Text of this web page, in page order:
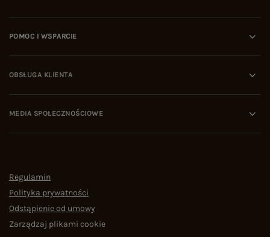
POMOC I WSPARCIE
OBSŁUGA KLIENTA
MEDIA SPOŁECZNOŚCIOWE
Regulamin
Polityka prywatności
Odstąpienie od umowy
Zarządzaj plikami cookie